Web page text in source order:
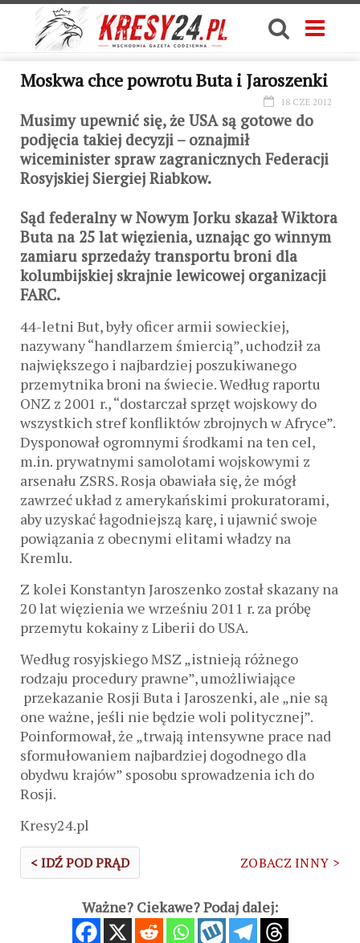
Moskwa chce powrotu Buta i Jaroszenki
18 CZE 2012
Musimy upewnić się, że USA są gotowe do
podjęcia takiej decyzji – oznajmił
wiceminister spraw zagranicznych Federacji
Rosyjskiej Siergiej Riabkow.
Sąd federalny w Nowym Jorku skazał Wiktora
Buta na 25 lat więzienia, uznając go winnym
zamiaru sprzedaży transportu broni dla
kolumbijskiej skrajnie lewicowej organizacji
FARC.
44-letni But, były oficer armii sowieckiej,
nazywany “handlarzem śmiercią”, uchodził za
największego i najbardziej poszukiwanego
przemytnika broni na świecie. Według raportu
ONZ z 2001 r., “dostarczał sprzęt wojskowy do
wszystkich stref konfliktów zbrojnych w Afryce”.
Dysponował ogromnymi środkami na ten cel,
m.in. prywatnymi samolotami wojskowymi z
arsenału ZSRS. Rosja obawiała się, że mógł
zawrzeć układ z amerykańskimi prokuratorami,
aby uzyskać łagodniejszą karę, i ujawnić swoje
powiązania z obecnymi elitami władzy na
Kremlu.
Z kolei Konstantyn Jaroszenko został skazany na
20 lat więzieniawe wrześniu 2011 r. za próbę
przemytu kokainy z Liberii do USA.
Według rosyjskiego MSZ „istnieją różnego
rodzaju procedury prawne”, umożliwiające
przekazanie Rosji Buta i Jaroszenki, ale „nie są
one ważne, jeśli nie będzie woli politycznej”.
Poinformował, że „trwają intensywne prace nad
sformułowaniem najbardziej dogodnego dla
obydwu krajów” sposobu sprowadzenia ich do
Rosji.
Kresy24.pl
< IDŹ POD PRĄD ZOBACZ INNY >
Ważne? Ciekawe? Podaj dalej: